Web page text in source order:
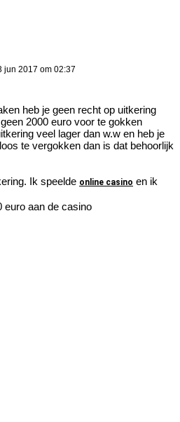
jun 2017 om 02:37
heb je geen recht op uitkering
2000 euro voor te gokken
veel lager dan w.w en heb je
te vergokken dan is dat behoorlijk
Ik speelde online casino en ik
euro aan de casino